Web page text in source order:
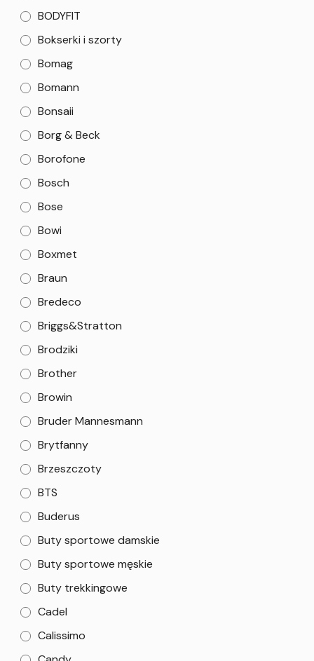
BODYFIT
Bokserki i szorty
Bomag
Bomann
Bonsaii
Borg & Beck
Borofone
Bosch
Bose
Bowi
Boxmet
Braun
Bredeco
Briggs&Stratton
Brodziki
Brother
Browin
Bruder Mannesmann
Brytfanny
Brzeszczoty
BTS
Buderus
Buty sportowe damskie
Buty sportowe męskie
Buty trekkingowe
Cadel
Calissimo